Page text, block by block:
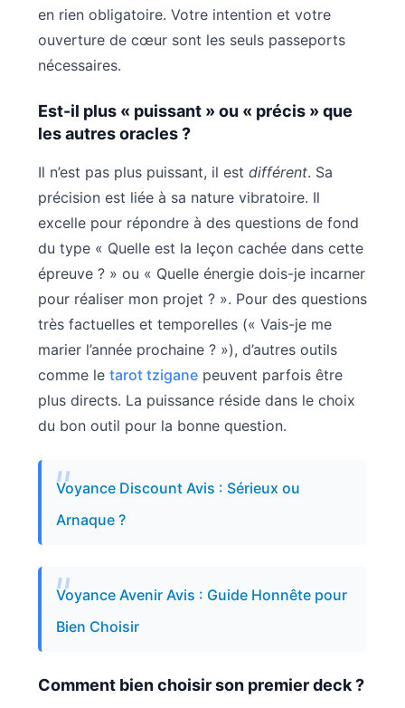
en rien obligatoire. Votre intention et votre
ouverture de cœur sont les seuls passeports
nécessaires.
Est-il plus « puissant » ou « précis » que
les autres oracles ?
Il n’est pas plus puissant, il est différent. Sa
précision est liée à sa nature vibratoire. Il
excelle pour répondre à des questions de fond
du type « Quelle est la leçon cachée dans cette
épreuve ? » ou « Quelle énergie dois-je incarner
pour réaliser mon projet ? ». Pour des questions
très factuelles et temporelles (« Vais-je me
marier l’année prochaine ? »), d’autres outils
comme le tarot tzigane peuvent parfois être
plus directs. La puissance réside dans le choix
du bon outil pour la bonne question.
Voyance Discount Avis : Sérieux ou
Arnaque ?
Voyance Avenir Avis : Guide Honnête pour
Bien Choisir
Comment bien choisir son premier deck ?